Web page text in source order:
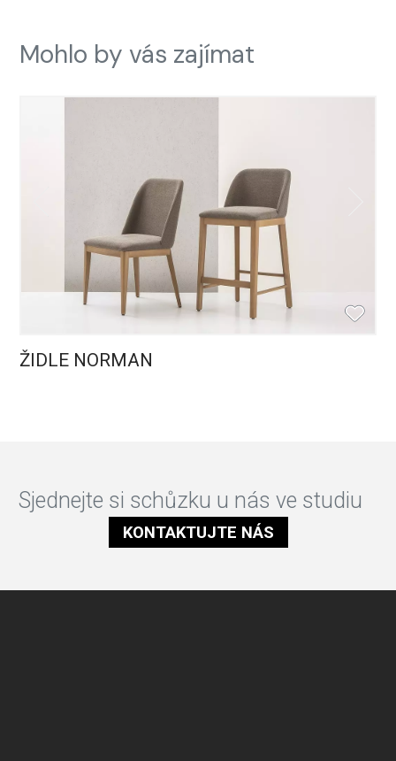
Mohlo by vás zajímat
ŽIDLE NORMAN
Sjednejte si schůzku u nás ve studiu
KONTAKTUJTE NÁS